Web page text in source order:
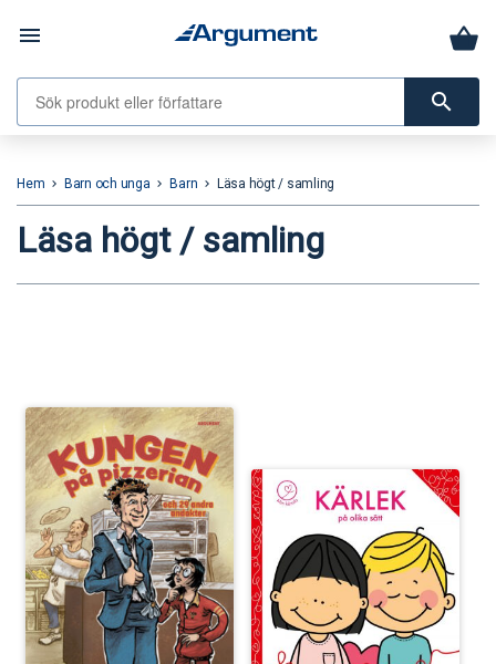
menu
search
Hem keyboard_arrow_right Barn och unga keyboard_arrow_right Barn keyboard_arrow_right Läsa högt / samling
Läsa högt / samling